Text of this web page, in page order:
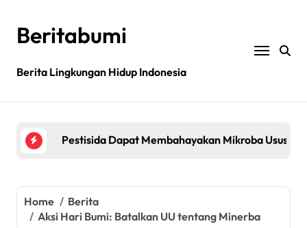
contentBeritabumi
Berita Lingkungan Hidup Indonesia
Pestisida Dapat Membahayakan Mikroba Usus
Jurnal sains menarik kembali studi tentang
Bagaimana rantai pasokan global yang tidak
Home
Berita
Aksi Hari Bumi: Batalkan UU tentang Minerba